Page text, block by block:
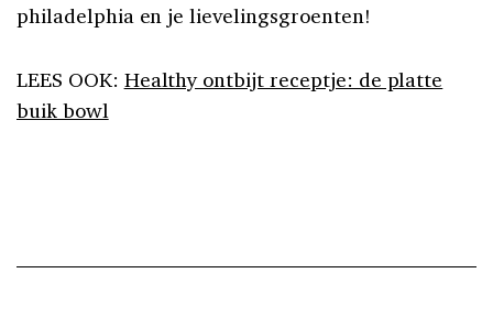
philadelphia en je lievelingsgroenten!
LEES OOK: Healthy ontbijt receptje: de platte
buik bowl